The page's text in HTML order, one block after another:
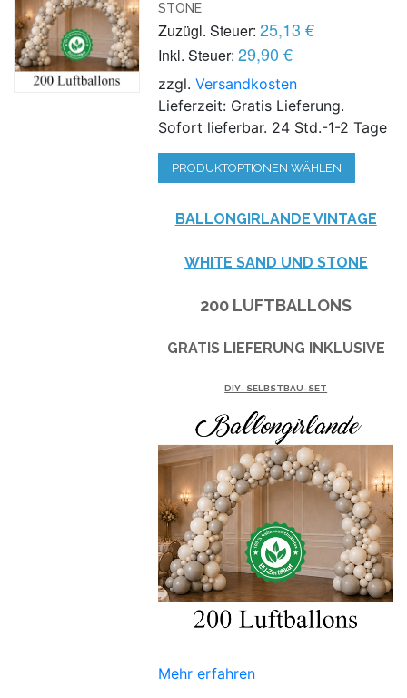
STONE
Zuzügl. Steuer: 25,13 €
Inkl. Steuer: 29,90 €
zzgl.Versandkosten
Lieferzeit: Gratis Lieferung.
Sofort lieferbar. 24 Std.-1-2 Tage
PRODUKTOPTIONEN WÄHLEN
BALLONGIRLANDE VINTAGE
WHITE SAND UND STONE
200 LUFTBALLONS
GRATIS LIEFERUNG INKLUSIVE
DIY- SELBSTBAU-SET
Mehr erfahren